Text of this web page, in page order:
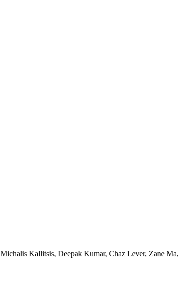
Michalis Kallitsis, Deepak Kumar, Chaz Lever, Zane Ma,